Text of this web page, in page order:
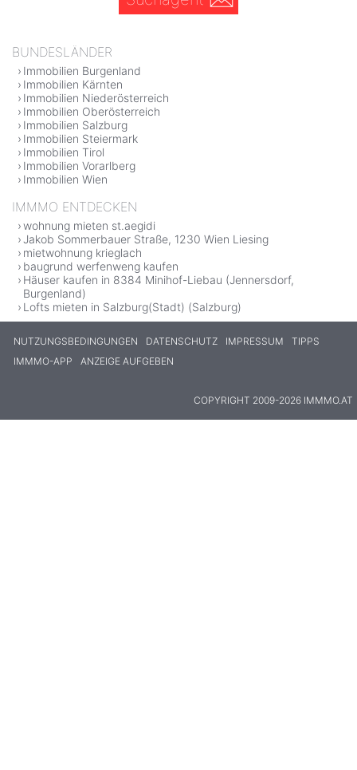
BUNDESLÄNDER
Immobilien Burgenland
Immobilien Kärnten
Immobilien Niederösterreich
Immobilien Oberösterreich
Immobilien Salzburg
Immobilien Steiermark
Immobilien Tirol
Immobilien Vorarlberg
Immobilien Wien
IMMMO ENTDECKEN
wohnung mieten st.aegidi
Jakob Sommerbauer Straße, 1230 Wien Liesing
mietwohnung krieglach
baugrund werfenweng kaufen
Häuser kaufen in 8384 Minihof-Liebau (Jennersdorf,
Burgenland)
Lofts mieten in Salzburg(Stadt) (Salzburg)
NUTZUNGSBEDINGUNGEN DATENSCHUTZ IMPRESSUM
TIPPS
IMMMO-APP
ANZEIGE AUFGEBEN
COPYRIGHT 2009-2026 IMMMO.AT